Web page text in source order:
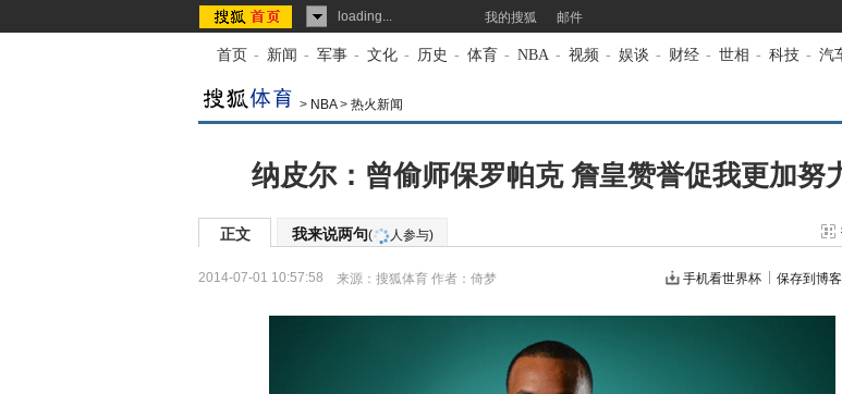
loading... 我的搜狐 邮件
首页 - 新闻 - 军事 - 文化 - 历史 - 体育 - NBA - 视频 - 娱谈 - 财经 - 世相 - 科技 - 汽
> NBA> 热火新闻
纳皮尔：曾偷师保罗帕克 詹皇赞誉促我更加努
正文 我来说两句( 人参与)
2014-07-01 10:57:58 来源： 搜狐体育 作者：倚梦 手机看世界杯 保存到博客